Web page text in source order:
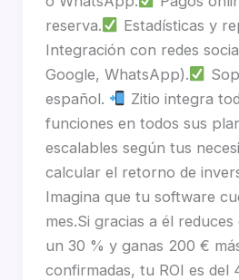
reserva.
Estadísticas y
Integración con redes
Google, WhatsApp).
español.
Zitio integra
funciones en todos sus
escalables según tus
calcular el retorno de
Imagina que tu software
mes.Si gracias a él
un 30 % y ganas 200 €
confirmadas, tu ROI es del